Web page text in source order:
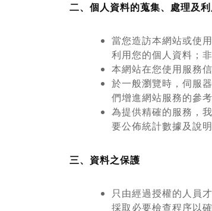
二、個人資料的蒐集、處理及
當您造訪本網站或使
利用您的個人資料；
本網站在您使用服務
於一般瀏覽時，伺服
們增進網站服務的參
為提供精確的服務，
要公佈統計數據及說
三、資料之保護
只由經過授權的人員
採取必要檢查程序以